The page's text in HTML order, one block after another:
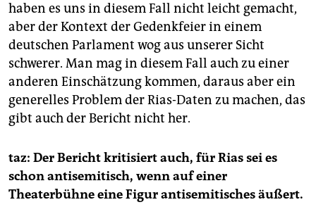
haben es uns in diesem Fall nicht leicht gemacht,
aber der Kontext der Gedenkfeier in einem
deutschen Parlament wog aus unserer Sicht
schwerer. Man mag in diesem Fall auch zu einer
anderen Einschätzung kommen, daraus aber ein
generelles Problem der Rias-Daten zu machen, das
gibt auch der Bericht nicht her.
taz: Der Bericht kritisiert auch, für Rias sei es
schon antisemitisch, wenn auf einer
Theaterbühne eine Figur antisemitisches äußert.